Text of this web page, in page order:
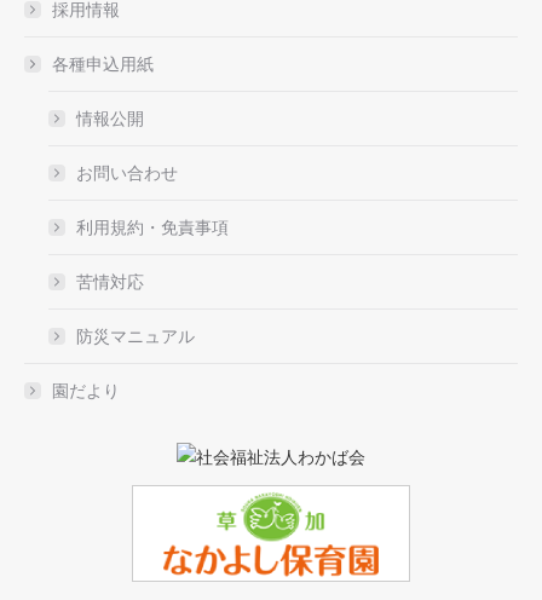
採用情報
各種申込用紙
情報公開
お問い合わせ
利用規約・免責事項
苦情対応
防災マニュアル
園だより